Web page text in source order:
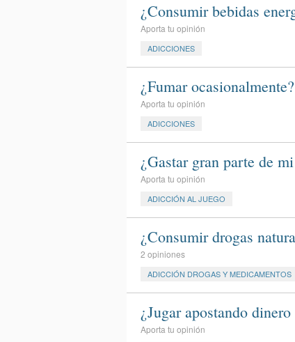
¿Consumir bebidas
Aporta tu opinión
ADICCIONES
¿Fumar ocasionalmente?
Aporta tu opinión
ADICCIONES
¿Gastar gran parte de
Aporta tu opinión
ADICCIÓN AL JUEGO
¿Consumir drogas
2 opiniones
ADICCIÓN DROGAS Y MEDICAMENTOS
¿Jugar apostando dinero
Aporta tu opinión